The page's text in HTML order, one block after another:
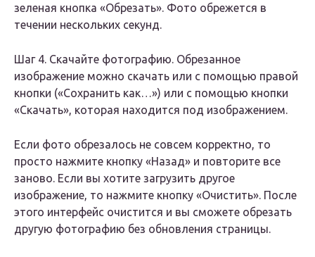
зеленая кнопка «Обрезать». Фото обрежется в
течении нескольких секунд.
Шаг 4. Скачайте фотографию. Обрезанное
изображение можно скачать или с помощью правой
кнопки («Сохранить как…») или с помощью кнопки
«Скачать», которая находится под изображением.
Если фото обрезалось не совсем корректно, то
просто нажмите кнопку «Назад» и повторите все
заново. Если вы хотите загрузить другое
изображение, то нажмите кнопку «Очистить». После
этого интерфейс очистится и вы сможете обрезать
другую фотографию без обновления страницы.